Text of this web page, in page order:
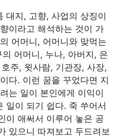
대지, 고향, 사업의 상징이
이라고 해석하는 것이 가
어머니, 어머니와 맞먹는
어머니, 누나, 아버지, 은
주, 윗사람, 기관장, 사장,
다. 이런 꿈을 꾸었다면 지
는 일이 본인에게 이익이
일이 되기 쉽다. 죽 쑤어서
이 애써서 이루어 놓은 공
있으니 따져보고 두드려보